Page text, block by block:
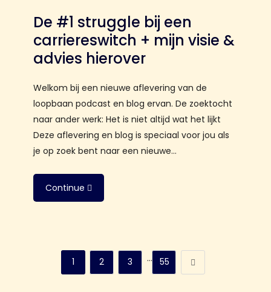
De #1 struggle bij een
carriereswitch + mijn visie &
advies hierover
Welkom bij een nieuwe aflevering van de
loopbaan podcast en blog ervan. De zoektocht
naar ander werk: Het is niet altijd wat het lijkt
Deze aflevering en blog is speciaal voor jou als
je op zoek bent naar een nieuwe…
Continue
1 2 3 … 55